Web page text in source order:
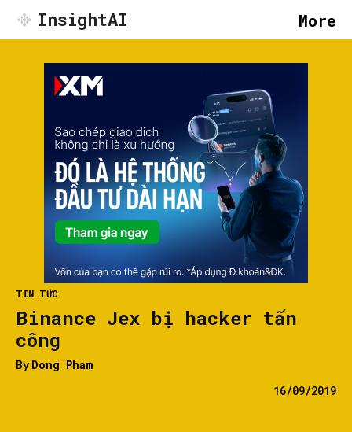
InsightAI More
TIN TỨC
Binance Jex bị hacker tấn
công
By Dong Pham
16/09/2019